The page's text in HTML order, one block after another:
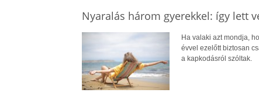
Nyaralás három gyerekkel: így lett
Ha valaki azt mondja,
évvel ezelőtt biztosan
a kapkodásról szóltak.